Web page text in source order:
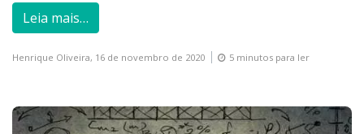
Leia mais…
Henrique Oliveira, 16 de novembro de 2020 5 minutos para ler